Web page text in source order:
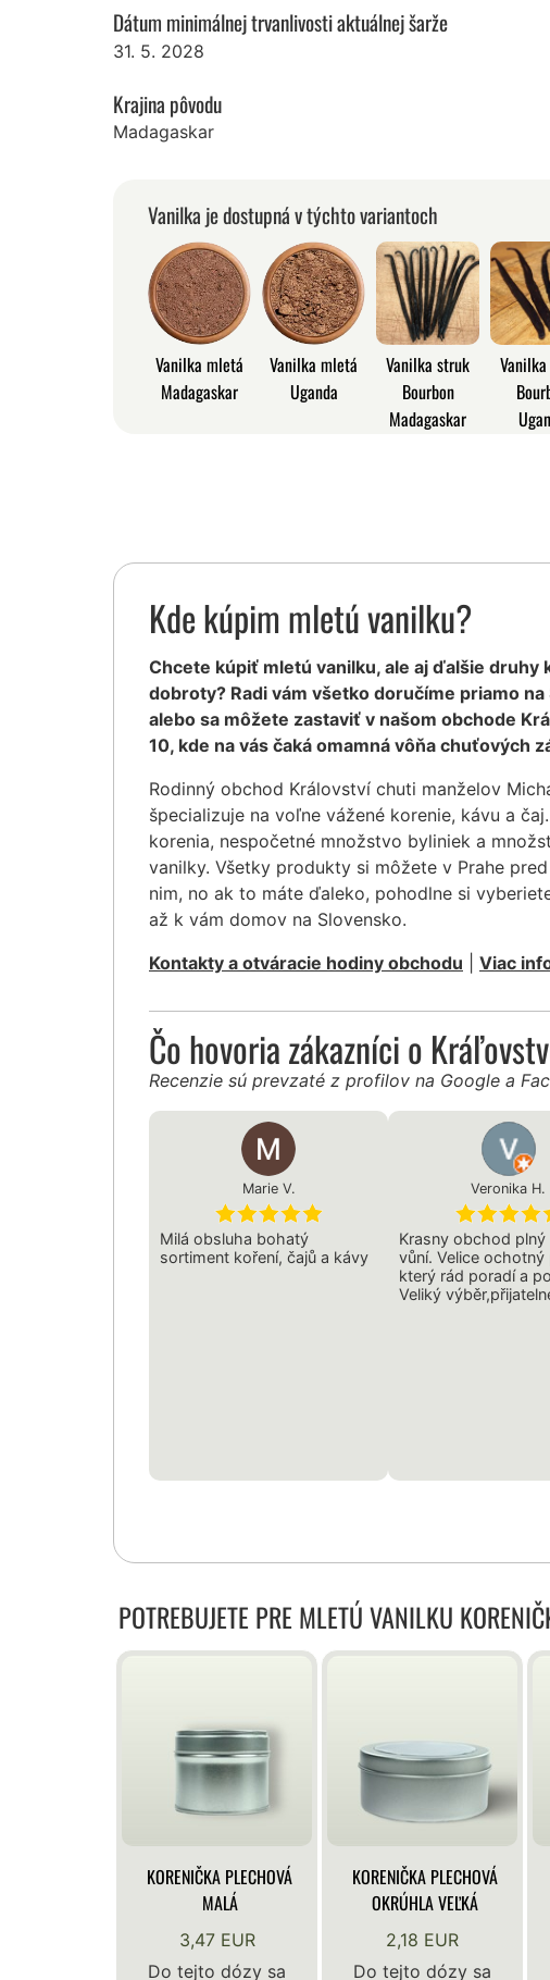
Dátum minimálnej trvanlivosti aktuálnej šarže
31. 5. 2028
Krajina pôvodu
Madagaskar
Vanilka je dostupná v týchto variantoch
Vanilka mletá
Madagaskar
Vanilka mletá
Uganda
Vanilka struk
Bourbon
Madagaskar
Kde kúpim mletú vanilku?
Chcete kúpiť mletú vanilku, ale aj ďalšie druhy
dobroty? Radi vám všetko doručíme priamo
alebo sa môžete zastaviť v našom obchode
10, kde na vás čaká omamná vôňa chuťových
Rodinný obchod Království chuti manželov
špecializuje na voľne vážené korenie, kávu a
korenia, nespočetné množstvo byliniek a
vanilky. Všetky produkty si môžete v Prahe
nim, no ak to máte ďaleko, pohodlne si
až k vám domov na Slovensko.
Kontakty a otváracie hodiny obchodu
Viac
Čo hovoria zákazníci o
Recenzie sú prevzaté z profilov na Google a
Marie V.
Milá obsluha bohatý
sortiment koření, čajů a kávy
Veronika H.
Krasny obchod plný
vůní. Velice ochotný
který rád poradí a
Veliký
POTREBUJETE PRE MLETÚ VANILKU
KORENIČKA PLECHOVÁ
MALÁ
3,47 EUR
Do tejto dózy sa
KORENIČKA PLECHOVÁ
OKRÚHLA VEĽKÁ
2,18 EUR
Do tejto dózy sa